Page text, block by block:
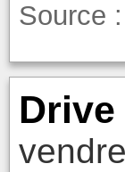
Source :
Drive